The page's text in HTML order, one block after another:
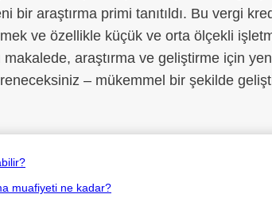
araştırma primi tanıtıldı. Bu vergi
ve özellikle küçük ve orta ölçekli
araştırma ve geliştirme için
– mükemmel bir şekilde
muafiyeti ne kadar?